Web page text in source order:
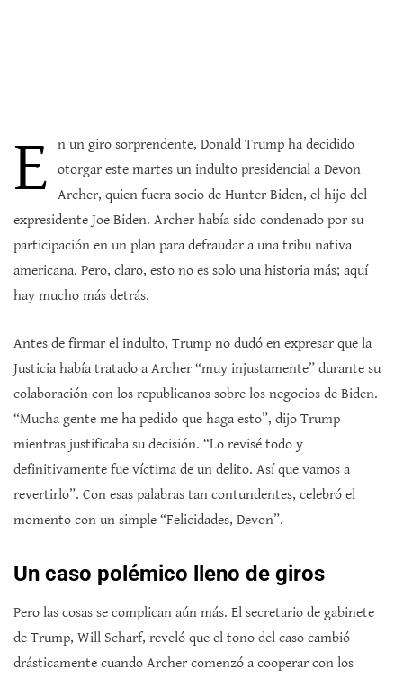
E
n un giro sorprendente, Donald Trump ha decidido
otorgar este martes un indulto presidencial a Devon
Archer, quien fuera socio de Hunter Biden, el hijo del
expresidente Joe Biden. Archer había sido condenado por su
participación en un plan para defraudar a una tribu nativa
americana. Pero, claro, esto no es solo una historia más; aquí
hay mucho más detrás.
Antes de firmar el indulto, Trump no dudó en expresar que la
Justicia había tratado a Archer “muy injustamente” durante su
colaboración con los republicanos sobre los negocios de Biden.
“Mucha gente me ha pedido que haga esto”, dijo Trump
mientras justificaba su decisión. “Lo revisé todo y
definitivamente fue víctima de un delito. Así que vamos a
revertirlo”. Con esas palabras tan contundentes, celebró el
momento con un simple “Felicidades, Devon”.
Un caso polémico lleno de giros
Pero las cosas se complican aún más. El secretario de gabinete
de Trump, Will Scharf, reveló que el tono del caso cambió
drásticamente cuando Archer comenzó a cooperar con los